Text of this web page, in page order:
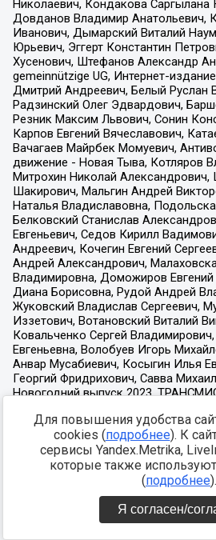
Для повышения удобства
cookies (подробнее). К
сервисы Yandex.Metrika,
которые также
(подробнее).
Я согласен/